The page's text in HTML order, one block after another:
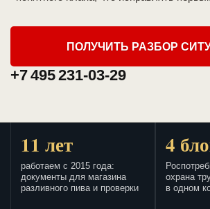
ПОЛУЧИТЬ РАЗБОР
+7 495 231-03-29
11 лет
работаем с 2015 года:
документы для магазина
разливного пива и проверки
4
охрана
в одном